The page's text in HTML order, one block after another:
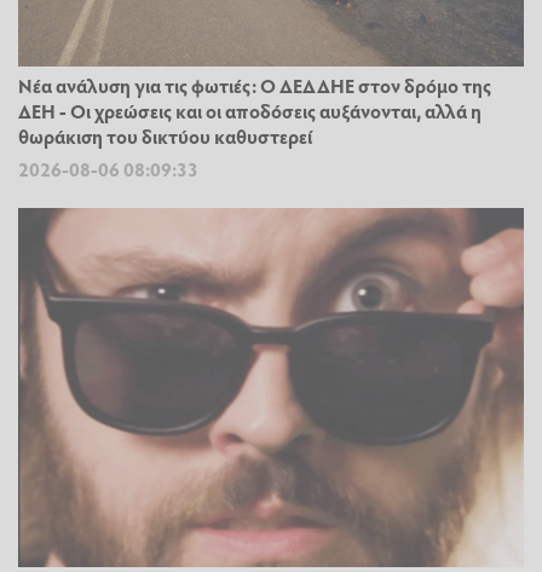
Νέα ανάλυση για τις φωτιές: Ο ΔΕΔΔΗΕ στον δρόμο της
ΔΕΗ - Οι χρεώσεις και οι αποδόσεις αυξάνονται, αλλά η
θωράκιση του δικτύου καθυστερεί
2026-08-06 08:09:33